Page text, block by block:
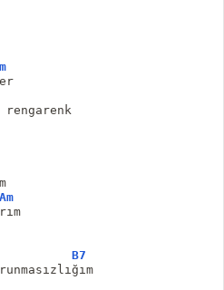
rengarenk
Am
B7